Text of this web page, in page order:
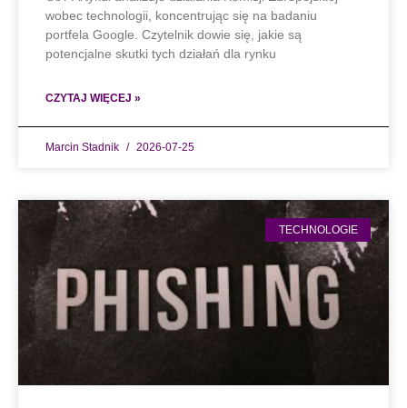
wobec technologii, koncentrując się na badaniu
portfela Google. Czytelnik dowie się, jakie są
potencjalne skutki tych działań dla rynku
CZYTAJ WIĘCEJ »
Marcin Stadnik 2026-07-25
TECHNOLOGIE